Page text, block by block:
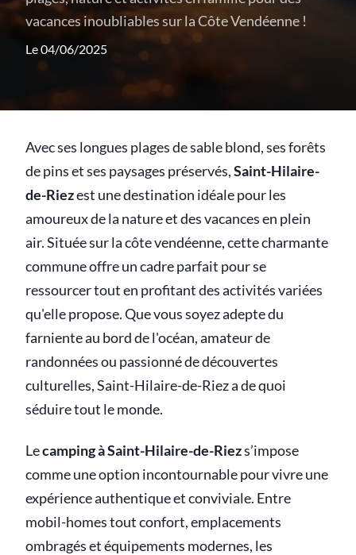
vacances inoubliables sur la Côte Vendéenne !
Le 04/06/2025
Avec ses longues plages de sable blond, ses forêts
de pins et ses paysages préservés,Saint-Hilaire-
de-Riezest une destination idéale pour les
amoureux de la nature et des vacances en plein
air. Située sur la côte vendéenne, cette charmante
commune offre un cadre parfait pour se
ressourcer tout en profitant des activités variées
qu'elle propose. Que vous soyez adepte du
farniente au bord de l'océan, amateur de
randonnées ou passionné de découvertes
culturelles, Saint-Hilaire-de-Riez a de quoi
séduire tout le monde.
Lecamping à Saint-Hilaire-de-Riezs’impose
comme une option incontournable pour vivre une
expérience authentique et conviviale. Entre
mobil-homes tout confort, emplacements
ombragés et équipements modernes, les